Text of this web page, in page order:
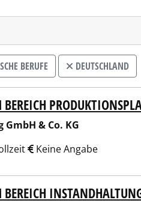
BERUFE DEUTSCHLAND
& Co. KG
Keine Angabe